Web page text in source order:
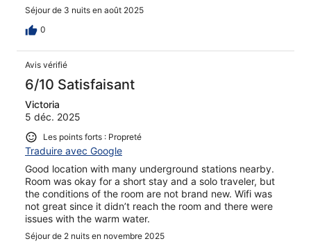
Séjour de 3 nuits en août 2025
0
Avis vérifié
6/10 Satisfaisant
Victoria
5 déc. 2025
Les points forts : Propreté
Traduire avec Google
Good location with many underground stations nearby.
Room was okay for a short stay and a solo traveler, but
the conditions of the room are not brand new. Wifi was
not great since it didn’t reach the room and there were
issues with the warm water.
Séjour de 2 nuits en novembre 2025